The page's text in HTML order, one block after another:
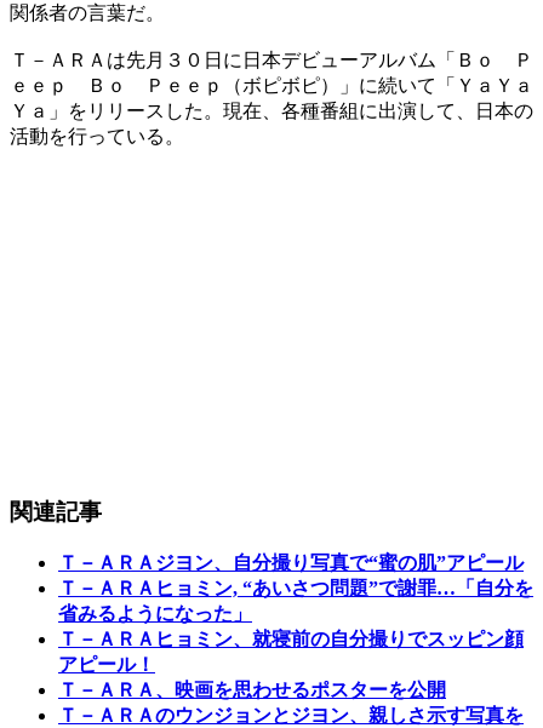
関係者の言葉だ。
Ｔ－ＡＲＡは先月３０日に日本デビューアルバム「Ｂｏ Ｐ
ｅｅｐ Ｂｏ Ｐｅｅｐ（ボピボピ）」に続いて「ＹａＹａ
Ｙａ」をリリースした。現在、各種番組に出演して、日本の
活動を行っている。
関連記事
Ｔ－ＡＲＡジヨン、自分撮り写真で“蜜の肌”アピール
Ｔ－ＡＲＡヒョミン, “あいさつ問題”で謝罪…「自分を
省みるようになった」
Ｔ－ＡＲＡヒョミン、就寝前の自分撮りでスッピン顔
アピール！
Ｔ－ＡＲＡ、映画を思わせるポスターを公開
Ｔ－ＡＲＡのウンジョンとジヨン、親しさ示す写真を